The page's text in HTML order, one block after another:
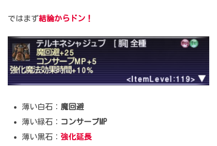
ではまず結論からドン！
薄い白石： 魔回避
薄い緑石： コンサーブMP
薄い黒石： 強化延長